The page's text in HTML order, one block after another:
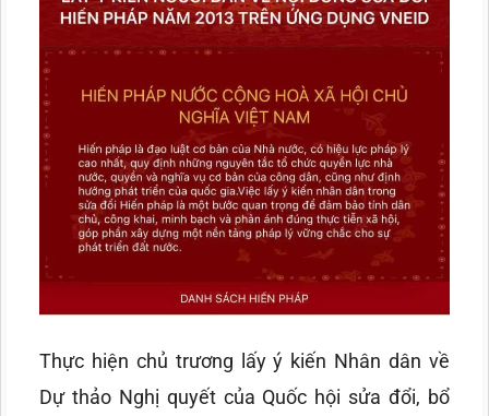
Thực hiện chủ trương lấy ý kiến Nhân dân về
Dự thảo Nghị quyết của Quốc hội sửa đổi, bổ